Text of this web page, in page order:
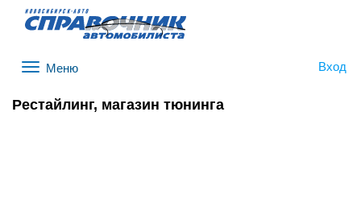
Вход
Рестайлинг, магазин тюнинга